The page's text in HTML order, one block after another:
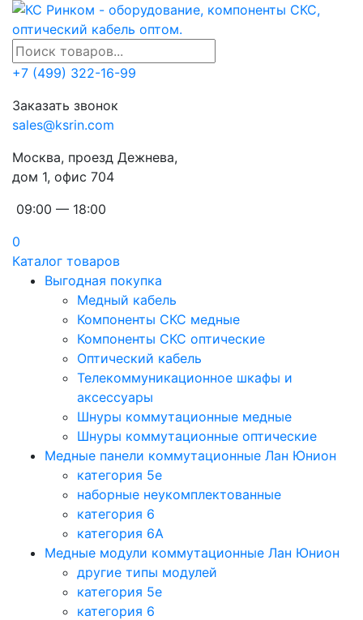
+7 (499) 322-16-99
Заказать звонок
sales@ksrin.com
Москва, проезд Дежнева,
дом 1, офис 704
09:00 — 18:00
0
Каталог товаров
Выгодная покупка
Медный кабель
Компоненты СКС медные
Компоненты СКС оптические
Оптический кабель
Телекоммуникационное шкафы и
аксессуары
Шнуры коммутационные медные
Шнуры коммутационные оптические
Медные панели коммутационные Лан Юнион
категория 5e
наборные неукомплектованные
категория 6
категория 6A
Медные модули коммутационные Лан Юнион
другие типы модулей
категория 5е
категория 6